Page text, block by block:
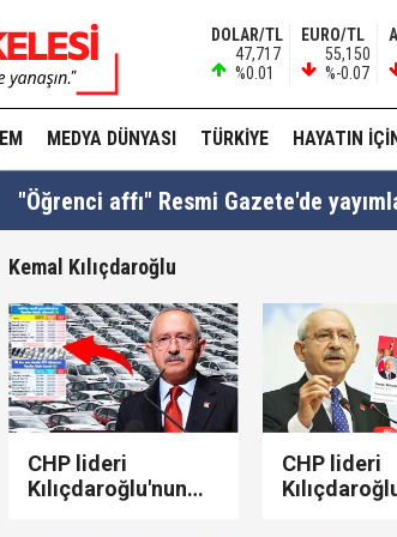
DOLAR/TL
47,717
%0.01
EURO/TL
55,150
%-0.07
MEDYA DÜNYASI TÜRKIYE HAYATIN
"Öğrenci affı" Resmi Gazete'de
Ferdi Tayfur'un torunu Efe, "dedesinin
Turhan Çömez'e "Sincan Cezaevi'nde
Kemal Kılıçdaroğlu
CHP lideri
Kılıçdaroğlu'nun
CHP lideri